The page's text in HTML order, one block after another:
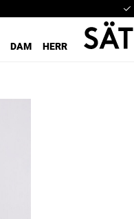
DAM HERR